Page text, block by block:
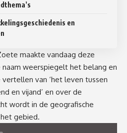
en
maakte vandaag deze
naam weerspiegelt het belang en
van ‘het leven tussen
en vijand’ en over de
wordt in de geografische
gebied.